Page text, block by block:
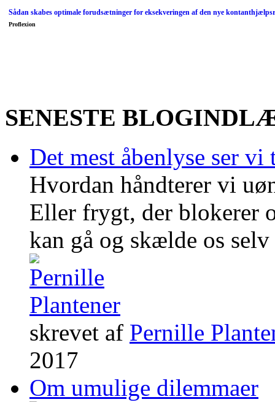
Sådan skabes optimale forudsætninger for eksekveringen af den nye
Proflexion
SENESTE
Det mest åbenlyse ser
Hvordan håndterer vi
Eller frygt, der blokerer
kan gå og skælde os
skrevet af Pernille
2017
Om umulige dilemmaer